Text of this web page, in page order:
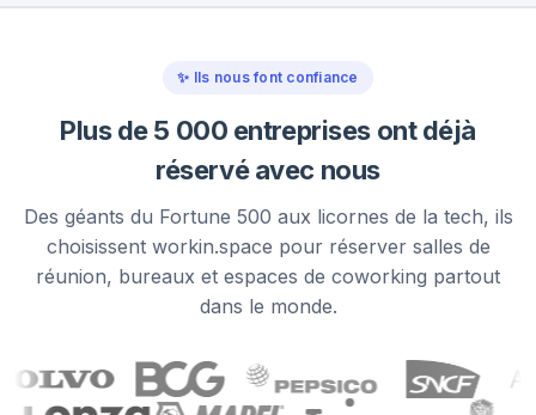
✨ Ils nous font confiance
Plus de 5 000 entreprises ont déjà
réservé avec nous
Des géants du Fortune 500 aux licornes de la tech, ils
choisissent workin.space pour réserver salles de
réunion, bureaux et espaces de coworking partout
dans le monde.